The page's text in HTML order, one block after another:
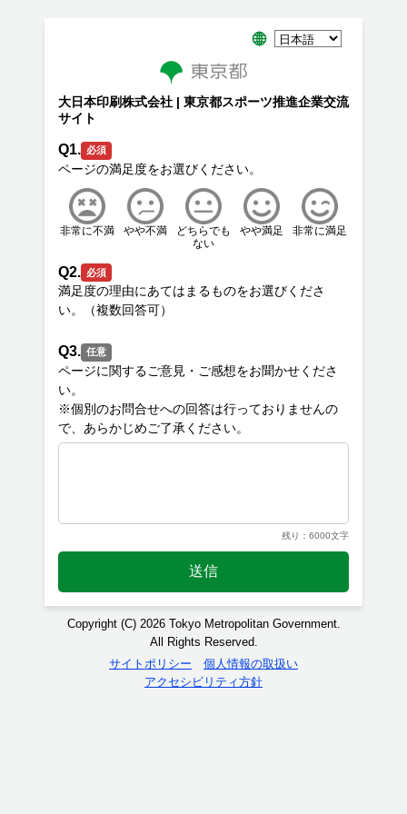
大日本印刷株式会社 | 東京都スポーツ推進企業交流
サイト
Q1. 必須
非常に不満 やや不満
どちらでも
ない
やや満足 非常に満足
Q2. 必須
満足度の理由にあてはまるものをお選びくださ
Q3. 任意
ページに関するご意見・ご感想をお聞かせくださ
い。
※個別のお問合せへの回答は行っておりませんの
残り：6000文字
送信
Copyright (C) 2026 Tokyo Metropolitan Government.
All Rights Reserved.
サイトポリシー
個人情報の取扱い
アクセシビリティ方針